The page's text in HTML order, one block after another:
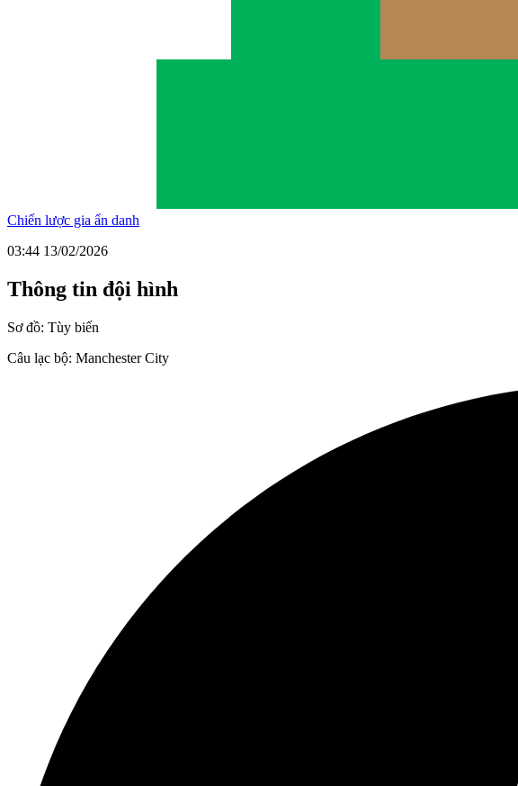
Chiến lược gia ẩn danh
03:44 13/02/2026
Thông tin đội hình
Sơ đồ: Tùy biến
Câu lạc bộ: Manchester City